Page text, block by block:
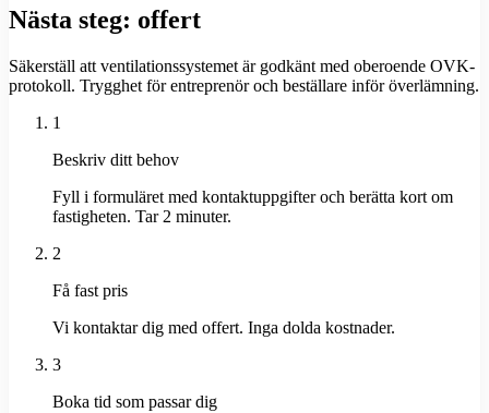
Nästa steg: offert
Säkerställ att ventilationssystemet är godkänt med oberoende OVK-
protokoll. Trygghet för entreprenör och beställare inför överlämning.
1
Beskriv ditt behov
Fyll i formuläret med kontaktuppgifter och berätta kort om
fastigheten. Tar 2 minuter.
2
Få fast pris
Vi kontaktar dig med offert. Inga dolda kostnader.
3
Boka tid som passar dig